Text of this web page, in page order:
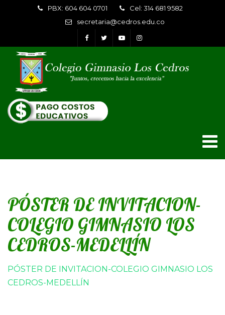
PBX: 604 604 0701
Cel: 314 681 9582
secretaria@cedros.edu.co
PÓSTER DE INVITACION-
COLEGIO GIMNASIO LOS
CEDROS-MEDELLÍN
PÓSTER DE INVITACION-COLEGIO GIMNASIO LOS
CEDROS-MEDELLÍN